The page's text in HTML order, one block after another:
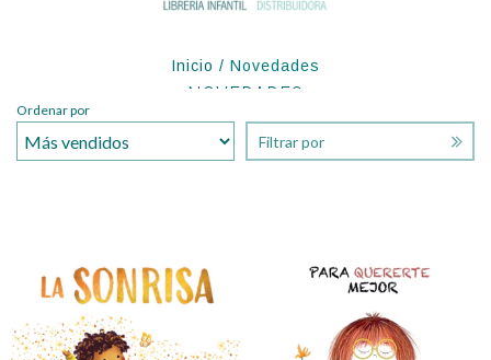
Inicio / Novedades
NOVEDADES
Ordenar por
Filtrar por